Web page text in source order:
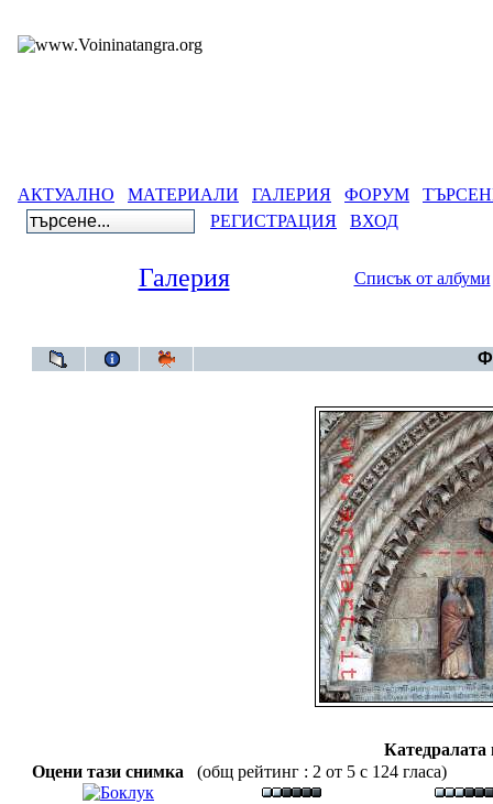
АКТУАЛНО МАТЕРИАЛИ ГАЛЕРИЯ ФОРУМ
РЕГИСТРАЦИЯ
ВХОД
Галерия Списък от албуми
Оцени тази снимка
(общ рейтинг : 2 от 5 с 124 гласа)